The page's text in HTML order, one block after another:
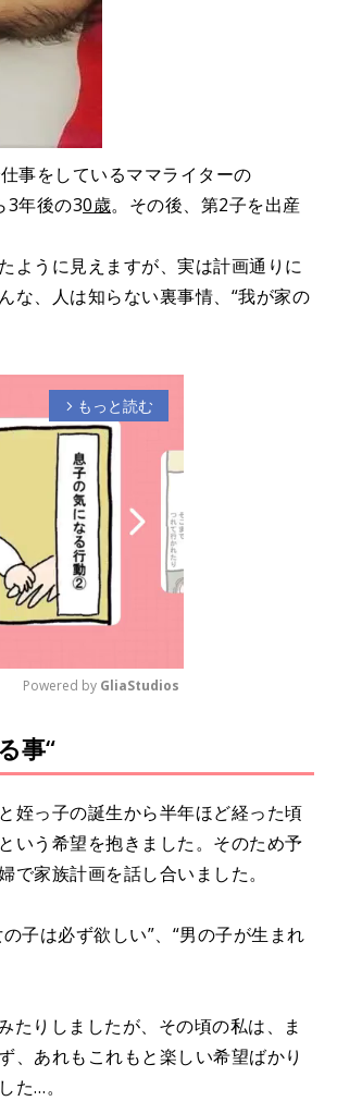
事をしているママライターの
3年後の30歳。その後、第2子を出産
ように見えますが、実は計画通りに
な、人は知らない裏事情、“我が家の
arrow_forward_ios もっと読む
u
t
e
Powered by GliaStudios
事“
姪っ子の誕生から半年ほど経った頃
いう希望を抱きました。そのため予
家族計画を話し合いました。
子は必ず欲しい”、“男の子が生まれ
たりしましたが、その頃の私は、ま
、あれもこれもと楽しい希望ばかり
た…。